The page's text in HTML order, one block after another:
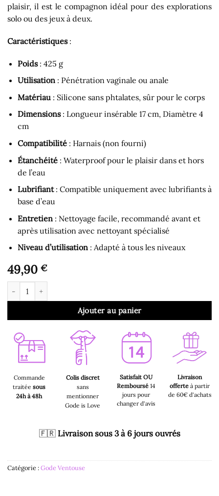
plaisir, il est le compagnon idéal pour des explorations
solo ou des jeux à deux.
Caractéristiques:
Poids: 425 g
Utilisation: Pénétration vaginale ou anale
Matériau: Silicone sans phtalates, sûr pour le corps
Dimensions: Longueur insérable 17 cm, Diamètre 4
cm
Compatibilité: Harnais (non fourni)
Étanchéité: Waterproof pour le plaisir dans et hors
de l’eau
Lubrifiant: Compatible uniquement avec lubrifiants à
base d’eau
Entretien: Nettoyage facile, recommandé avant et
après utilisation avec nettoyant spécialisé
Niveau d’utilisation: Adapté à tous les niveaux
49,90 €
quantité de Gode Ventouse - Dildo Spirale Gode Ventouse M
Ajouter au panier
Commande
traitée sous
24h à 48h
Colis discret
sans
mentionner
Gode is Love
Satisfait OU
Remboursé14
jours pour
changer d'avis
Livraison
offerte à partir
de 60€ d'achats
🇫🇷 Livraison sous 3 à 6 jours ouvrés
Catégorie :Gode Ventouse